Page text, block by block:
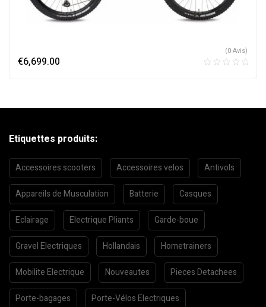
€6,699.00
(0 Avis)
Etiquettes produits:
Accessoires scooters Accessoires velos Antivols
Appareils de Musculation Batterie Casques
Eclairage Electrique Pliants Garde-boue
Gravel Electriques Hollandais Hometrainers
Mobilite Electrique Nouveautes Pieces Detachees
Porte-bagages Porte-Vélos Electriques